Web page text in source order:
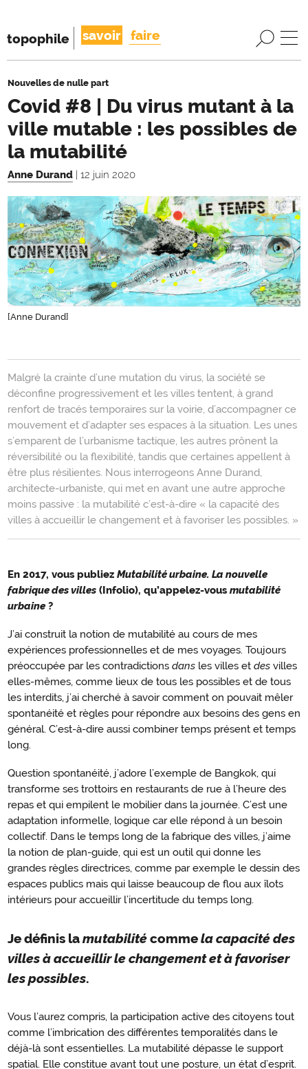
topophile savoir faire
Nouvelles de nulle part
Covid #8 | Du virus mutant à la
ville mutable : les possibles de
la mutabilité
Anne Durand | 12 juin 2020
[Anne Durand]
Introduction
Malgré la crainte d’une mutation du virus, la société se
déconfine progressivement et les villes tentent, à grand
renfort de tracés temporaires sur la voirie, d’accompagner ce
mouvement et d’adapter ses espaces à la situation. Les unes
s’emparent de l’urbanisme tactique, les autres prônent la
réversibilité ou la flexibilité, tandis que certaines appellent à
être plus résilientes. Nous interrogeons Anne Durand,
architecte-urbaniste, qui met en avant une autre approche
moins passive : la mutabilité c’est-à-dire « la capacité des
villes à accueillir le changement et à favoriser les possibles. »
Mutabilité
urbaine
En 2017, vous publiez Mutabilité urbaine. La nouvelle
fabrique des villes (Infolio), qu’appelez-vous mutabilité
urbaine?
J’ai construit la notion de mutabilité au cours de mes
expériences professionnelles et de mes voyages. Toujours
préoccupée par les contradictions dans les villes et des villes
elles-mêmes, comme lieux de tous les possibles et de tous
les interdits, j’ai cherché à savoir comment on pouvait mêler
spontanéité et règles pour répondre aux besoins des gens en
général. C’est-à-dire aussi combiner temps présent et temps
long.
Question spontanéité, j’adore l’exemple de Bangkok, qui
transforme ses trottoirs en restaurants de rue à l’heure des
repas et qui empilent le mobilier dans la journée. C’est une
adaptation informelle, logique car elle répond à un besoin
collectif. Dans le temps long de la fabrique des villes, j’aime
la notion de plan-guide, qui est un outil qui donne les
grandes règles directrices, comme par exemple le dessin des
espaces publics mais qui laisse beaucoup de flou aux îlots
intérieurs pour accueillir l’incertitude du temps long.
Je définis lamutabilitécommela capacité des
villes à accueillir le changement et à favoriser
les possibles.
Vous l’aurez compris, la participation active des citoyens tout
comme l’imbrication des différentes temporalités dans le
déjà-là sont essentielles. La mutabilité dépasse le support
spatial. Elle constitue avant tout une posture, un état d’esprit.